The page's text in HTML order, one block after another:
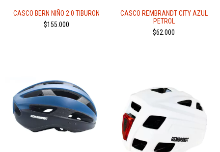
CASCO BERN NIÑO 2.0 TIBURON
$155.000
CASCO REMBRANDT CITY AZUL
PETROL
$62.000